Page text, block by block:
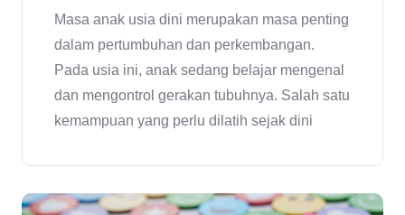
Masa anak usia dini merupakan masa penting
dalam pertumbuhan dan perkembangan.
Pada usia ini, anak sedang belajar mengenal
dan mengontrol gerakan tubuhnya. Salah satu
kemampuan yang perlu dilatih sejak dini